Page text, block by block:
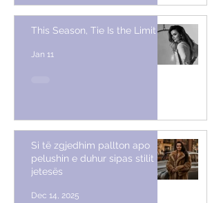
This Season, Tie Is the Limit
Jan 11
Si të zgjedhim pallton apo
pelushin e duhur sipas stilit të
jetesës
Dec 14, 2025